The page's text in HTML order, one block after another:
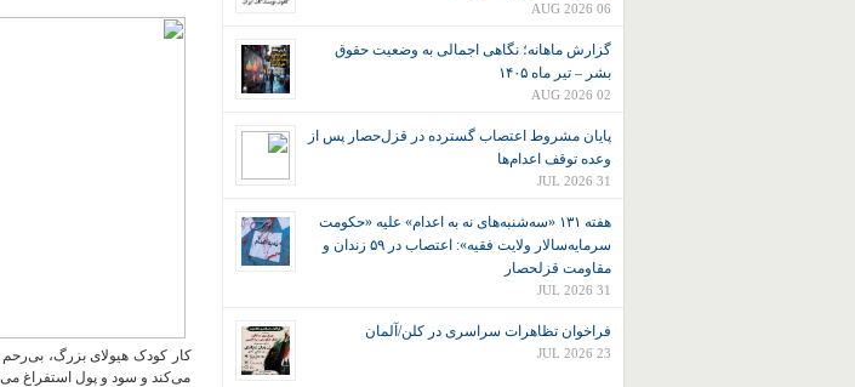
کار کودک هیولای بزرگ،
می‌کند و سود و پول استفراغ
06 AUG 2026
گزارش ماهانه؛ نگاهی اجمالی به وضعیت حقوق
بشر – تیر ماه ۱۴۰۵
02 AUG 2026
پایان مشروط اعتصاب گسترده در قزل‌حصار پس از
وعده توقف اعدام‌ها
31 JUL 2026
هفته ۱۳۱ «سه‌شنبه‌های نه به اعدام» علیه «حکومت
سرمایه‌سالار ولایت فقیه»: اعتصاب در ۵۹ زندان و
مقاومت قزلحصار
31 JUL 2026
فراخوان تظاهرات سراسری در کلن/آلمان
23 JUL 2026